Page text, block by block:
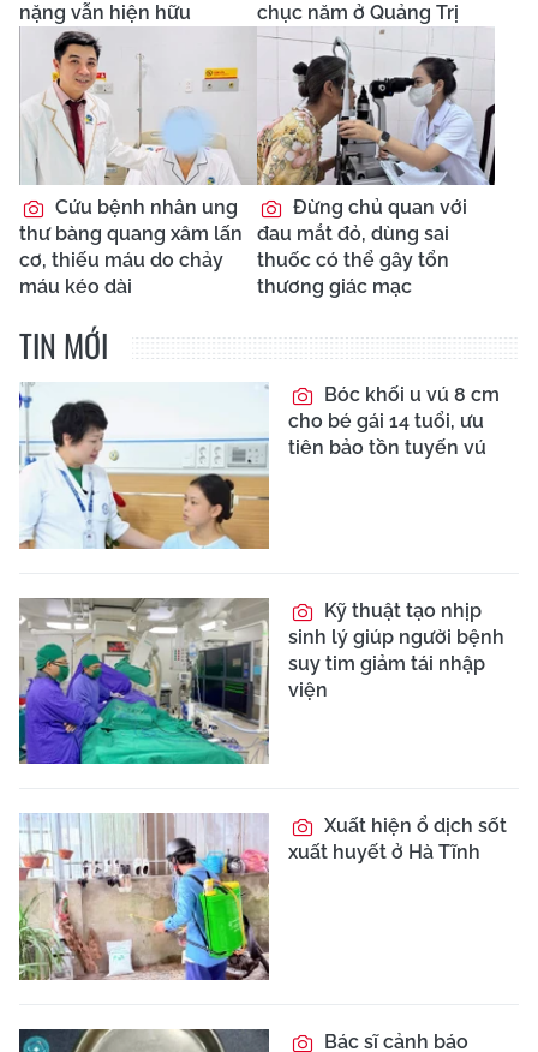
nặng vẫn hiện hữu
chục năm ở Quảng Trị
Cứu bệnh nhân ung
thư bàng quang xâm lấn
cơ, thiếu máu do chảy
máu kéo dài
Đừng chủ quan với
đau mắt đỏ, dùng sai
thuốc có thể gây tổn
thương giác mạc
TIN MỚI
Bóc khối u vú 8 cm
cho bé gái 14 tuổi, ưu
tiên bảo tồn tuyến vú
Kỹ thuật tạo nhịp
sinh lý giúp người bệnh
suy tim giảm tái nhập
viện
Xuất hiện ổ dịch sốt
xuất huyết ở Hà Tĩnh
Bác sĩ cảnh báo